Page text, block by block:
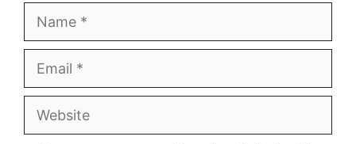
Name
Email
Website